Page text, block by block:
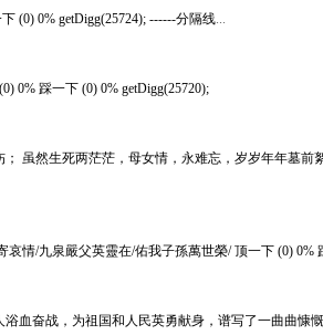
(0) 0% getDigg(25724); ------分隔线...
0% 踩一下 (0) 0% getDigg(25720);
虽然生死两茫茫，母女情，永难忘，岁岁年年墓前
哀情/九泉嚴父英靈在/佑我子孫萬世榮/顶一下 (0) 0%
血奋战，为祖国和人民英勇献身，谱写了一曲曲慷